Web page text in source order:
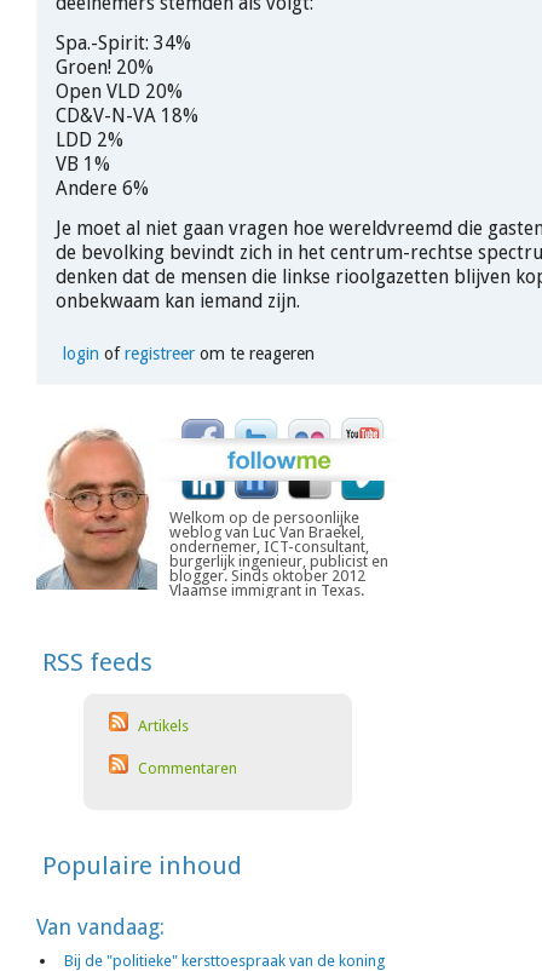
Spa.-Spirit: 34%
Groen! 20%
Open VLD 20%
CD&V-N-VA 18%
LDD 2%
VB 1%
Andere 6%
Je moet al niet gaan vragen hoe wereldvreemd die
de bevolking bevindt zich in het centrum-rechtse
denken dat de mensen die linkse rioolgazetten blijven
onbekwaam kan iemand zijn.
login ofregistreerom te reageren
Welkom op de persoonlijke
weblog van Luc Van Braekel,
ondernemer, ICT-consultant,
burgerlijk ingenieur, publicist en
blogger. Sinds oktober 2012
Vlaamse immigrant in Texas.
RSS feeds
Artikels
Commentaren
Populaire inhoud
Van vandaag:
Bij de "politieke" kersttoespraak van de koning